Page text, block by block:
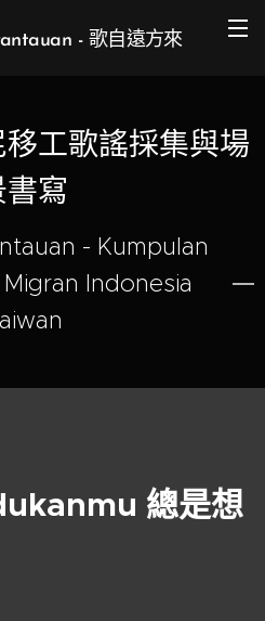
- 歌自遠方來
工歌謠採集與場
書寫
- Kumpulan
Indonesia
總是想